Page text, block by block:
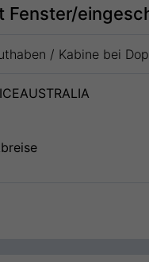
Fenster/
/ Kabine bei